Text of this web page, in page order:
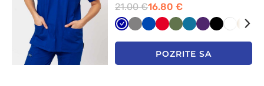
21.00 €16.80 €
Granatowy
SzaryKrólewski
Czerwony
Oliwkowy
KaraibskiBakłażanowy
CzarnyBiały
POZRITE SA